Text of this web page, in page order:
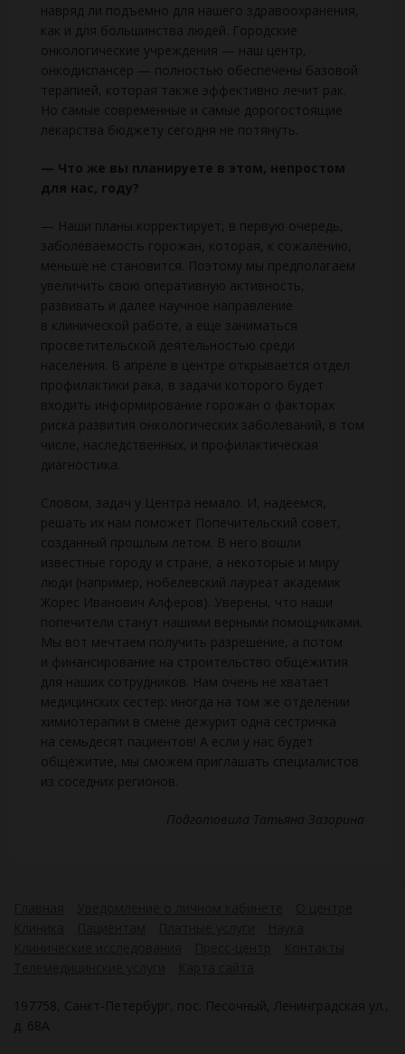
навряд ли подъемно для нашего здравоохранения,
как и для большинства людей. Городские
онкологические учреждения — наш центр,
онкодиспансер — полностью обеспечены базовой
терапией, которая также эффективно лечит рак.
Но самые современные и самые дорогостоящие
лекарства бюджету сегодня не потянуть.
— Что же вы планируете в этом, непростом
для нас, году?
— Наши планы корректирует, в первую очередь,
заболеваемость горожан, которая, к сожалению,
меньше не становится. Поэтому мы предполагаем
увеличить свою оперативную активность,
развивать и далее научное направление
в клинической работе, а еще заниматься
просветительской деятельностью среди
населения. В апреле в центре открывается отдел
профилактики рака, в задачи которого будет
входить информирование горожан о факторах
риска развития онкологических заболеваний, в том
числе, наследственных, и профилактическая
диагностика.
Словом, задач у Центра немало. И, надеемся,
решать их нам поможет Попечительский совет,
созданный прошлым летом. В него вошли
известные городу и стране, а некоторые и миру
люди (например, нобелевский лауреат академик
Жорес Иванович Алферов). Уверены, что наши
попечители станут нашими верными помощниками.
Мы вот мечтаем получить разрешение, а потом
и финансирование на строительство общежития
для наших сотрудников. Нам очень не хватает
медицинских сестер: иногда на том же отделении
химиотерапии в смене дежурит одна сестричка
на семьдесят пациентов! А если у нас будет
общежитие, мы сможем приглашать специалистов
из соседних регионов.
Подготовила Татьяна Зазорина
197758, Санкт-Петербург, пос. Песочный, Ленинградская ул.,
д. 68А